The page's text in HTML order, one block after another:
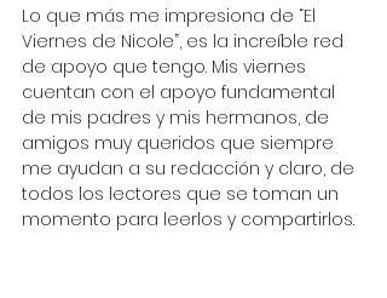
Lo que más me impresiona de “El
Viernes de Nicole”, es la increíble red
de apoyo que tengo. Mis viernes
cuentan con el apoyo fundamental
de mis padres y mis hermanos, de
amigos muy queridos que siempre
me ayudan a su redacción y claro, de
todos los lectores que se toman un
momento para leerlos y compartirlos.